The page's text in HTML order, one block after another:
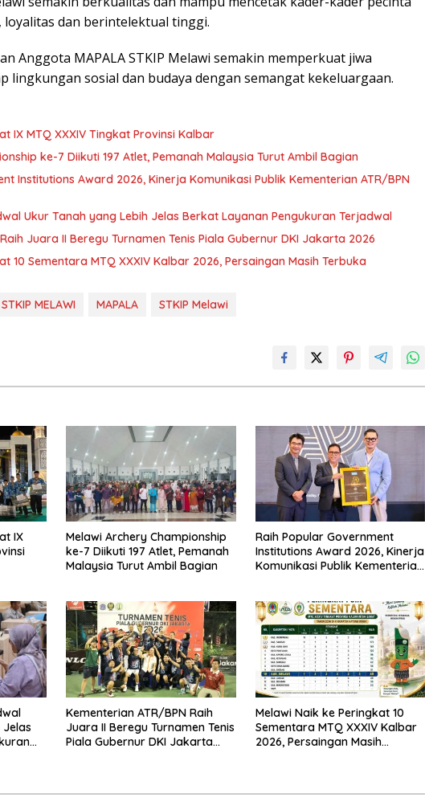
loyalitas dan berintelektual tinggi.
Anggota MAPALA STKIP Melawi semakin memperkuat jiwa
lingkungan sosial dan budaya dengan semangat kekeluargaan.
IX MTQ XXXIV Tingkat Provinsi Kalbar
ke-7 Diikuti 197 Atlet, Pemanah Malaysia Turut Ambil Bagian
Institutions Award 2026, Kinerja Komunikasi Publik Kementerian ATR/BPN
Ukur Tanah yang Lebih Jelas Berkat Layanan Pengukuran Terjadwal
Juara II Beregu Turnamen Tenis Piala Gubernur DKI Jakarta 2026
10 Sementara MTQ XXXIV Kalbar 2026, Persaingan Masih Terbuka
MELAWI MAPALA STKIP Melawi
IX
Melawi Archery Championship
ke-7 Diikuti 197 Atlet, Pemanah
Malaysia Turut Ambil Bagian
Raih Popular Government
Institutions Award 2026, Kinerja
Komunikasi Publik Kementerian
Jelas
Kementerian ATR/BPN Raih
Juara II Beregu Turnamen Tenis
Piala Gubernur DKI Jakarta
Melawi Naik ke Peringkat 10
Sementara MTQ XXXIV Kalbar
2026, Persaingan Masih